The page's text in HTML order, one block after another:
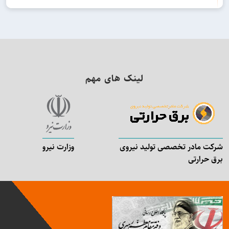
لینک های مهم
شرکت مادر تخصصی تولید نیروی
برق حرارتی
وزارت نیرو